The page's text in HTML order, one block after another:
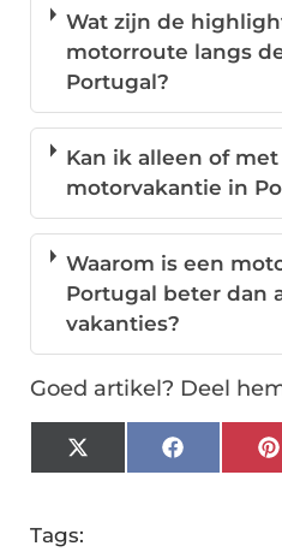
Wat zijn de
motorroute langs
Portugal?
Kan ik alleen of
motorvakantie in
Waarom is een
Portugal beter dan
vakanties?
Goed artikel? Deel
X
(Twitter)
Facebook
Tags: